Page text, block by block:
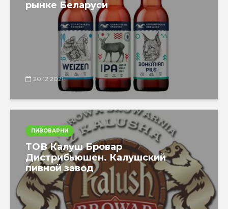
рынке Беларуси
20.12.2021
ПИВОВАРНИ
ТОВ Калуш Бровар
Дистрибьюшен. Калушский
пивной завод